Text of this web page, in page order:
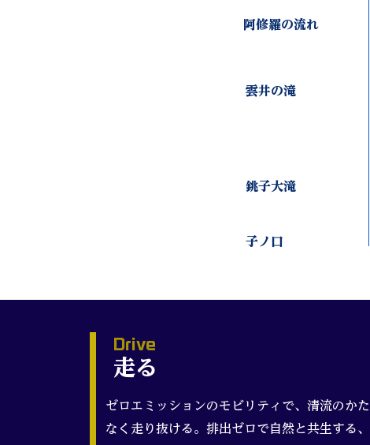
​阿修羅の流れ
​雲井の滝
​銚子大滝
子ノ口
Drive
走る​
ゼロエミッションのモビリティで、清流のか
なく走り抜ける。排出ゼロで自然と共生する